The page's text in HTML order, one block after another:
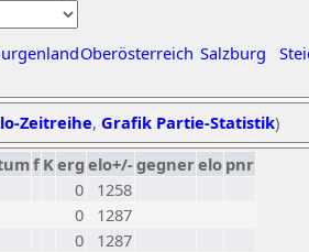
Oberösterreich Salzburg
Zeitreihe, Grafik Partie-Statistik)
f Kerg elo+/-gegnerelo pnr
0
1258
0
1287
0
1287